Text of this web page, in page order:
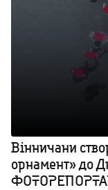
Вінничани
орнамент» до